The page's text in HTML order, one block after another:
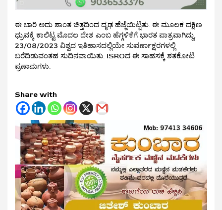
ಈ ಬಾರಿ ಅದು ಶಾಂತ ಚಿತ್ತದಿಂದ ದೃಢ ಹೆಜ್ಜೆಯಿಟ್ಟಿತು. ಈ ಮೂಲಕ ದಕ್ಷಿಣ
ಧ್ರುವಕ್ಕೆ ಕಾಲಿಟ್ಟ ಮೊದಲ ದೇಶ ಎಂಬ ಹೆಗ್ಗಳಿಕೆಗೆ ಭಾರತ ಪಾತ್ರವಾಗಿದ್ದು,
23/08/2023 ವಿಶ್ವದ ಇತಿಹಾಸದಲ್ಲಿಯೇ ಸುವರ್ಣಾಕ್ಷರಗಳಲ್ಲಿ
ಬರೆದಿಡುವಂತಹ ಸುದಿನವಾಯಿತು. ISROದ ಈ ಸಾಹಸಕ್ಕೆ ಶತಕೋಟಿ
ಪ್ರಣಾಮಗಳು.
Share with